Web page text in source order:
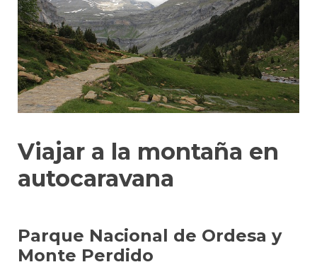
Viajar a la montaña en
autocaravana
Parque Nacional de Ordesa y
Monte Perdido